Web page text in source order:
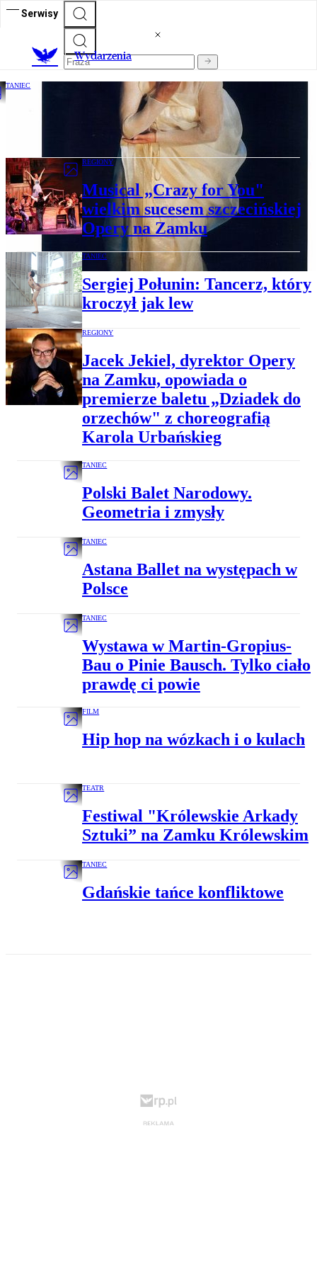
Serwisy
Wydarzenia
TANIEC
Kim MaeJa ChangMu Dance Company
wystąpi w Teatrze Studio w Warszawie
REGIONY
Musical „Crazy for You"
wielkim sucesem szczecińskiej
Opery na Zamku
TANIEC
Sergiej Połunin: Tancerz, który
kroczył jak lew
REGIONY
Jacek Jekiel, dyrektor Opery
na Zamku, opowiada o
premierze baletu „Dziadek do
orzechów" z choreografią
Karola Urbańskieg
TANIEC
Polski Balet Narodowy.
Geometria i zmysły
TANIEC
Astana Ballet na występach w
Polsce
TANIEC
Wystawa w Martin-Gropius-
Bau o Pinie Bausch. Tylko ciało
prawdę ci powie
FILM
Hip hop na wózkach i o kulach
TEATR
Festiwal "Królewskie Arkady
Sztuki” na Zamku Królewskim
TANIEC
Gdańskie tańce konfliktowe